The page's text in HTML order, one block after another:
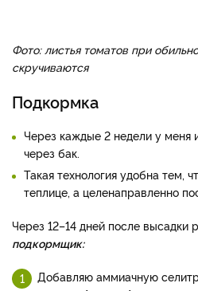
Фото: листья томатов при
скручиваются
Подкормка
Через каждые 2 недели у меня
через бак.
Такая технология удобна тем,
теплице, а целенаправленно
Через 12–14 дней после высадки
подкормщик:
Добавляю аммиачную